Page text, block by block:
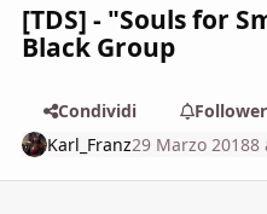
[TDS] - "Souls for
Black Group
Condividi
Follower
Karl_Franz29 Marzo 20188